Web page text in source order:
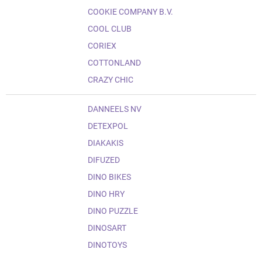
COOKIE COMPANY B.V.
COOL CLUB
CORIEX
COTTONLAND
CRAZY CHIC
DANNEELS NV
DETEXPOL
DIAKAKIS
DIFUZED
DINO BIKES
DINO HRY
DINO PUZZLE
DINOSART
DINOTOYS